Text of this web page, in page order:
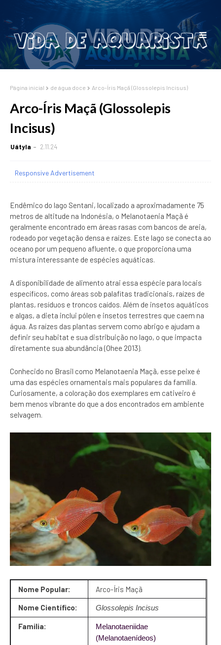
Página inicial de água doce Arco-Íris Maçã (Glossolepis Incisus)
Arco-Íris Maçã (Glossolepis
Incisus)
Uátyla 2.11.24
Responsive Advertisement
Endêmico do lago Sentani, localizado a aproximadamente 75
metros de altitude na Indonésia, o Melanotaenia Maçã é
geralmente encontrado em áreas rasas com bancos de areia,
rodeado por vegetação densa e raízes. Este lago se conecta ao
oceano por um pequeno afluente, o que proporciona uma
mistura interessante de espécies aquáticas.
A disponibilidade de alimento atrai essa espécie para locais
específicos, como áreas sob palafitas tradicionais, raízes de
plantas, resíduos e troncos caídos. Além de insetos aquáticos
e algas, a dieta inclui pólen e insetos terrestres que caem na
água. As raízes das plantas servem como abrigo e ajudam a
definir seu habitat e sua distribuição no lago, o que impacta
diretamente sua abundância (Ohee 2013).
Conhecido no Brasil como Melanotaenia Maçã, esse peixe é
uma das espécies ornamentais mais populares da família.
Curiosamente, a coloração dos exemplares em cativeiro é
bem menos vibrante do que a dos encontrados em ambiente
selvagem.
Nome Popular: Arco-Íris Maçã
Nome Científico: Glossolepis Incisus
Familia:
Melanotaeniidae
(Melanotaenídeos)